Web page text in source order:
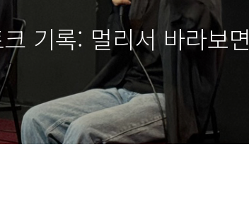
기록: 멀리서 바라보면